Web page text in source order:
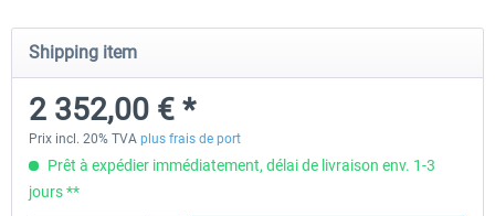
Wheel Stand Pro - Farm Truck
198,00 € *
Shipping item
2 352,00 € *
Prix incl. 20% TVA plus frais de port
Prêt à expédier immédiatement, délai de livraison env. 1-3
jours **